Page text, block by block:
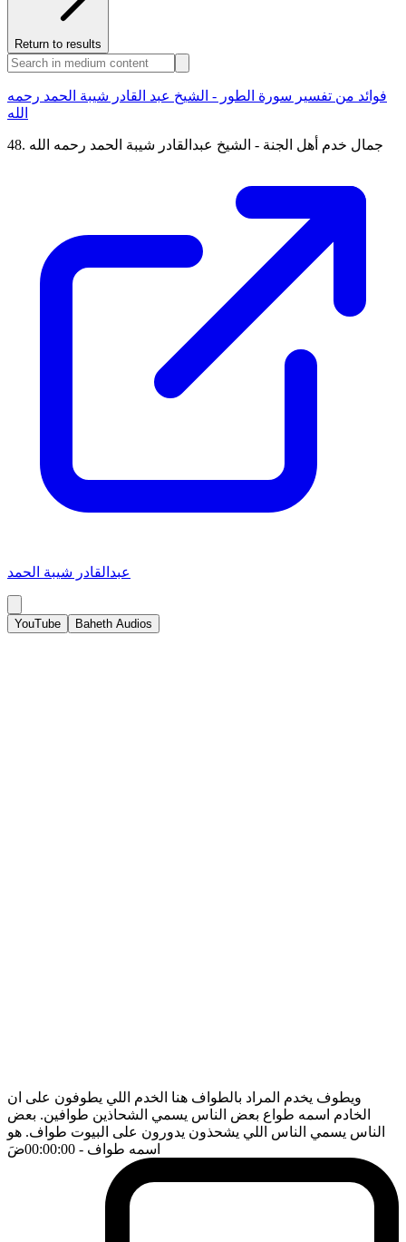
Return to results
فوائد من تفسير سورة الطور - الشيخ عبد القادر شيبة الحمد رحمه
الله
48. جمال خدم أهل الجنة - الشيخ عبدالقادر شيبة الحمد رحمه الله
عبدالقادر شيبة الحمد
YouTube Baheth Audios
ويطوف يخدم المراد بالطواف هنا الخدم اللي يطوفون على ان
الخادم اسمه طواع بعض الناس يسمي الشحاذين طوافين. بعض
الناس يسمي الناس اللي يشحذون يدورون على البيوت طواف. هو
اسمه طواف - 00:00:00 ضَ